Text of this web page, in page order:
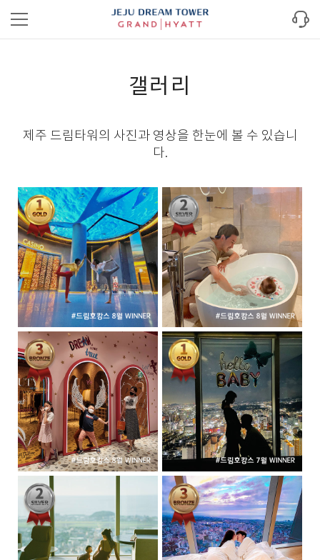
갤러리
제주 드림타워의 사진과 영상을 한눈에 볼 수 있습니
다.​